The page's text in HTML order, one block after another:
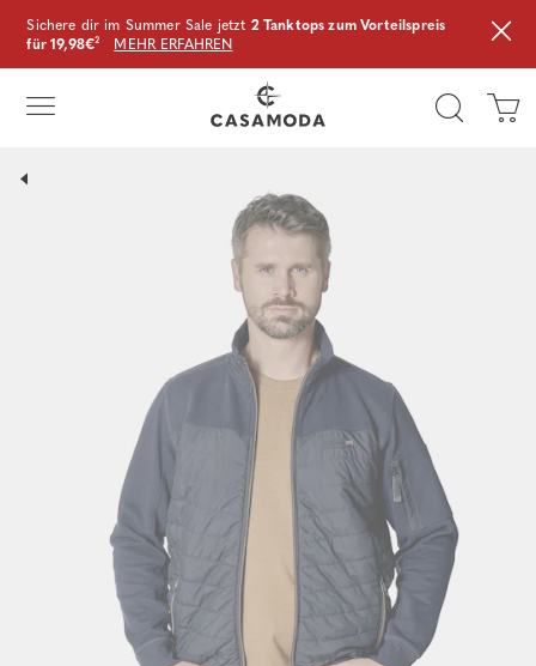
Sichere dir im Summer Sale jetzt 2 Tanktops zum Vorteilspreis
für 19,98€² MEHR ERFAHREN